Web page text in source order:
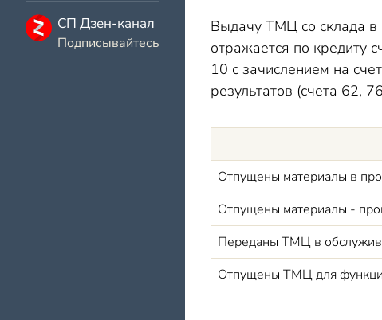
СП Дзен-канал
Подписывайтесь
Выдачу ТМЦ со склада в
отражается по кредиту
10 с зачислением на
результатов (счета 62,
Отпущены материалы в
Отпущены материалы -
Переданы ТМЦ в
Отпущены ТМЦ для